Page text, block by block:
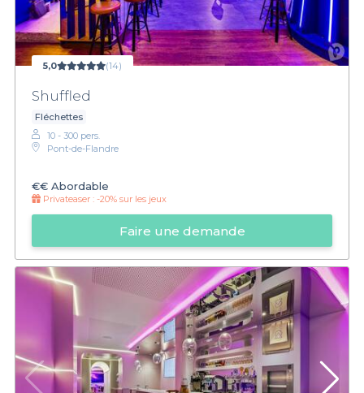
5,0 (14)
Shuffled
Fléchettes
10 - 300 pers.
Pont-de-Flandre
€€ Abordable
Privateaser : -20% sur les jeux
Faire une demande